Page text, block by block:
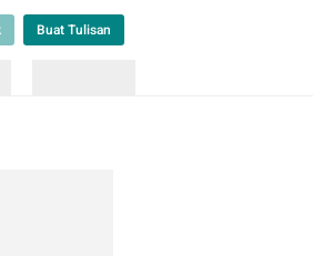
Buat Tulisan